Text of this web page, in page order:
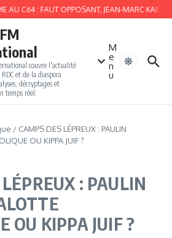
AU C64 : FAUT OPPOSANT, JEAN-MARC
couvre l'actualité
et de la diaspora
décryptages et
temps réel.
M
e
n
u
/ CAMPS DES LÉPREUX : PAULIN
OU KIPPA JUIF ?
: PAULIN
OU KIPPA JUIF ?